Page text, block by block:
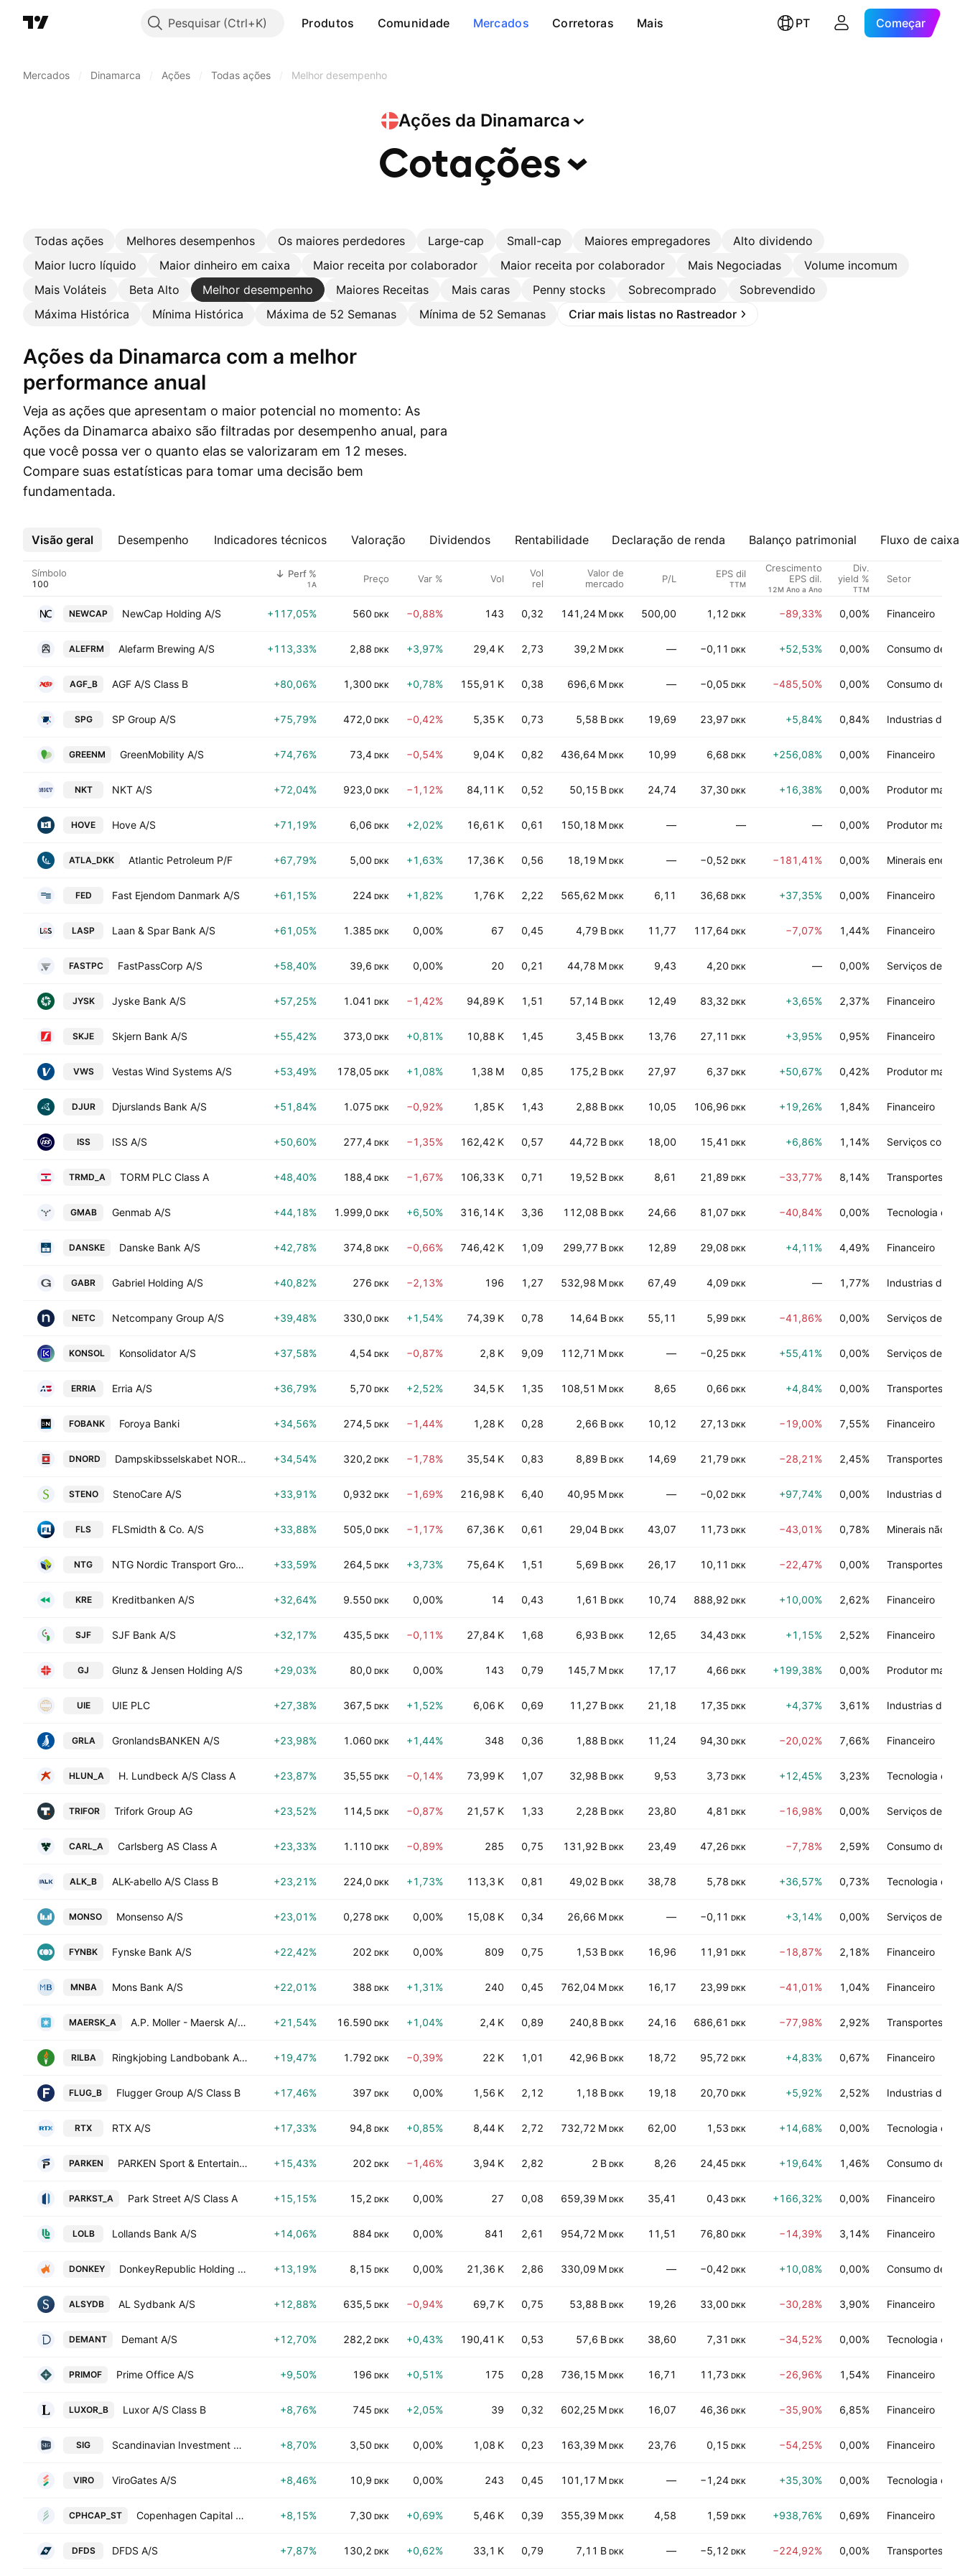
Pesquisar Produtos Comunidade Mercados Corretoras Mais PT Começar
Mercados Dinamarca Ações Todas ações Melhor desempenho
Ações da Dinamarca
Cotações
Todas ações Melhores desempenhos Os maiores perdedores Large-cap Small-cap Maiores empregadores
Alto dividendo
Maior lucro líquido
Maior dinheiro em caixa Maior receita por colaborador Maior receita por colaborador Mais Negociadas
Volume incomum
Mais Voláteis
Beta Alto Melhor desempenho Maiores Receitas Mais caras Penny stocks Sobrecomprado
Sobrevendido
Máxima Histórica
Mínima Histórica Máxima de 52 Semanas Mínima de 52 Semanas Criar mais listas no Rastreador
Ações da Dinamarca com a melhor
performance anual
Veja as ações que apresentam o maior potencial no momento: As
Ações da Dinamarca abaixo são filtradas por desempenho anual, para
que você possa ver o quanto elas se valorizaram em 12 meses.
Compare suas estatísticas para tomar uma decisão bem
fundamentada.
Visão geral Desempenho Indicadores técnicos Valoração Dividendos Rentabilidade Declaração de renda Balanço patrimonial Fluxo de caixa
Mais
Símbolo Perf %
1A Preço Var % Vol
Vol
rel
Valor de
mercado
P/L EPS dil
TTM
Crescimento
EPS dil.
12M Ano a Ano
Div.
yield %
TTM
Setor
NEWCAP NewCap Holding A/S +117,05% 560 DKK −0,88% 143 0,32 141,24 M DKK 500,00 1,12 DKK −89,33% 0,00% Financeiro
ALEFRM Alefarm Brewing A/S +113,33% 2,88 DKK +3,97% 29,4 K 2,73 39,2 M DKK — −0,11 DKK +52,53% 0,00% Consumo de
AGF_B AGF A/S Class B +80,06% 1,300 DKK +0,78% 155,91 K 0,38 696,6 M DKK — −0,05 DKK −485,50% 0,00% Consumo de
SPG SP Group A/S +75,79% 472,0 DKK −0,42% 5,35 K 0,73 5,58 B DKK 19,69 23,97 DKK +5,84% 0,84% Industrias de
GREENM GreenMobility A/S +74,76% 73,4 DKK −0,54% 9,04 K 0,82 436,64 M DKK 10,99 6,68 DKK +256,08% 0,00% Financeiro
NKT NKT A/S +72,04% 923,0 DKK −1,12% 84,11 K 0,52 50,15 B DKK 24,74 37,30 DKK +16,38% 0,00% Produtor
HOVE Hove A/S +71,19% 6,06 DKK +2,02% 16,61 K 0,61 150,18 M DKK — — — 0,00% Produtor
ATLA_DKK Atlantic Petroleum P/F +67,79% 5,00 DKK +1,63% 17,36 K 0,56 18,19 M DKK — −0,52 DKK −181,41% 0,00% Minerais
FED Fast Ejendom Danmark A/S +61,15% 224 DKK +1,82% 1,76 K 2,22 565,62 M DKK 6,11 36,68 DKK +37,35% 0,00% Financeiro
LASP Laan & Spar Bank A/S +61,05% 1.385 DKK 0,00% 67 0,45 4,79 B DKK 11,77 117,64 DKK −7,07% 1,44% Financeiro
FASTPC FastPassCorp A/S +58,40% 39,6 DKK 0,00% 20 0,21 44,78 M DKK 9,43 4,20 DKK — 0,00% Serviços de
JYSK Jyske Bank A/S +57,25% 1.041 DKK −1,42% 94,89 K 1,51 57,14 B DKK 12,49 83,32 DKK +3,65% 2,37% Financeiro
SKJE Skjern Bank A/S +55,42% 373,0 DKK +0,81% 10,88 K 1,45 3,45 B DKK 13,76 27,11 DKK +3,95% 0,95% Financeiro
VWS Vestas Wind Systems A/S +53,49% 178,05 DKK +1,08% 1,38 M 0,85 175,2 B DKK 27,97 6,37 DKK +50,67% 0,42% Produtor
DJUR Djurslands Bank A/S +51,84% 1.075 DKK −0,92% 1,85 K 1,43 2,88 B DKK 10,05 106,96 DKK +19,26% 1,84% Financeiro
ISS ISS A/S +50,60% 277,4 DKK −1,35% 162,42 K 0,57 44,72 B DKK 18,00 15,41 DKK +6,86% 1,14% Serviços
TRMD_A TORM PLC Class A +48,40% 188,4 DKK −1,67% 106,33 K 0,71 19,52 B DKK 8,61 21,89 DKK −33,77% 8,14% Transportes
GMAB Genmab A/S +44,18% 1.999,0 DKK +6,50% 316,14 K 3,36 112,08 B DKK 24,66 81,07 DKK −40,84% 0,00% Tecnologia em
DANSKE Danske Bank A/S +42,78% 374,8 DKK −0,66% 746,42 K 1,09 299,77 B DKK 12,89 29,08 DKK +4,11% 4,49% Financeiro
GABR Gabriel Holding A/S +40,82% 276 DKK −2,13% 196 1,27 532,98 M DKK 67,49 4,09 DKK — 1,77% Industrias de
NETC Netcompany Group A/S +39,48% 330,0 DKK +1,54% 74,39 K 0,78 14,64 B DKK 55,11 5,99 DKK −41,86% 0,00% Serviços de
KONSOL Konsolidator A/S +37,58% 4,54 DKK −0,87% 2,8 K 9,09 112,71 M DKK — −0,25 DKK +55,41% 0,00% Serviços de
ERRIA Erria A/S +36,79% 5,70 DKK +2,52% 34,5 K 1,35 108,51 M DKK 8,65 0,66 DKK +4,84% 0,00% Transportes
FOBANK Foroya Banki +34,56% 274,5 DKK −1,44% 1,28 K 0,28 2,66 B DKK 10,12 27,13 DKK −19,00% 7,55% Financeiro
DNORD Dampskibsselskabet NORDEN A/S +34,54% 320,2 DKK −1,78% 35,54 K 0,83 8,89 B DKK 14,69 21,79 DKK −28,21% 2,45% Transportes
STENO StenoCare A/S +33,91% 0,932 DKK −1,69% 216,98 K 6,40 40,95 M DKK — −0,02 DKK +97,74% 0,00% Industrias de
FLS FLSmidth & Co. A/S +33,88% 505,0 DKK −1,17% 67,36 K 0,61 29,04 B DKK 43,07 11,73 DKK −43,01% 0,78% Minerais não-
NTG NTG Nordic Transport Group A/S +33,59% 264,5 DKK +3,73% 75,64 K 1,51 5,69 B DKK 26,17 10,11 DKK −22,47% 0,00% Transportes
KRE Kreditbanken A/S +32,64% 9.550 DKK 0,00% 14 0,43 1,61 B DKK 10,74 888,92 DKK +10,00% 2,62% Financeiro
SJF SJF Bank A/S +32,17% 435,5 DKK −0,11% 27,84 K 1,68 6,93 B DKK 12,65 34,43 DKK +1,15% 2,52% Financeiro
GJ Glunz & Jensen Holding A/S +29,03% 80,0 DKK 0,00% 143 0,79 145,7 M DKK 17,17 4,66 DKK +199,38% 0,00% Produtor
UIE UIE PLC +27,38% 367,5 DKK +1,52% 6,06 K 0,69 11,27 B DKK 21,18 17,35 DKK +4,37% 3,61% Industrias de
GRLA GronlandsBANKEN A/S +23,98% 1.060 DKK +1,44% 348 0,36 1,88 B DKK 11,24 94,30 DKK −20,02% 7,66% Financeiro
HLUN_A H. Lundbeck A/S Class A +23,87% 35,55 DKK −0,14% 73,99 K 1,07 32,98 B DKK 9,53 3,73 DKK +12,45% 3,23% Tecnologia em
TRIFOR Trifork Group AG +23,52% 114,5 DKK −0,87% 21,57 K 1,33 2,28 B DKK 23,80 4,81 DKK −16,98% 0,00% Serviços de
CARL_A Carlsberg AS Class A +23,33% 1.110 DKK −0,89% 285 0,75 131,92 B DKK 23,49 47,26 DKK −7,78% 2,59% Consumo de
ALK_B ALK-abello A/S Class B +23,21% 224,0 DKK +1,73% 113,3 K 0,81 49,02 B DKK 38,78 5,78 DKK +36,57% 0,73% Tecnologia em
MONSO Monsenso A/S +23,01% 0,278 DKK 0,00% 15,08 K 0,34 26,66 M DKK — −0,11 DKK +3,14% 0,00% Serviços de
FYNBK Fynske Bank A/S +22,42% 202 DKK 0,00% 809 0,75 1,53 B DKK 16,96 11,91 DKK −18,87% 2,18% Financeiro
MNBA Mons Bank A/S +22,01% 388 DKK +1,31% 240 0,45 762,04 M DKK 16,17 23,99 DKK −41,01% 1,04% Financeiro
MAERSK_A A.P. Moller - Maersk A/S Class A +21,54% 16.590 DKK +1,04% 2,4 K 0,89 240,8 B DKK 24,16 686,61 DKK −77,98% 2,92% Transportes
RILBA Ringkjobing Landbobank A/S +19,47% 1.792 DKK −0,39% 22 K 1,01 42,96 B DKK 18,72 95,72 DKK +4,83% 0,67% Financeiro
FLUG_B Flugger Group A/S Class B +17,46% 397 DKK 0,00% 1,56 K 2,12 1,18 B DKK 19,18 20,70 DKK +5,92% 2,52% Industrias de
RTX RTX A/S +17,33% 94,8 DKK +0,85% 8,44 K 2,72 732,72 M DKK 62,00 1,53 DKK +14,68% 0,00% Tecnologia
PARKEN PARKEN Sport & Entertainment A/S +15,43% 202 DKK −1,46% 3,94 K 2,82 2 B DKK 8,26 24,45 DKK +19,64% 1,46% Consumo de
PARKST_A Park Street A/S Class A +15,15% 15,2 DKK 0,00% 27 0,08 659,39 M DKK 35,41 0,43 DKK +166,32% 0,00% Financeiro
LOLB Lollands Bank A/S +14,06% 884 DKK 0,00% 841 2,61 954,72 M DKK 11,51 76,80 DKK −14,39% 3,14% Financeiro
DONKEY DonkeyRepublic Holding A/S +13,19% 8,15 DKK 0,00% 21,36 K 2,86 330,09 M DKK — −0,42 DKK +10,08% 0,00% Consumo de
ALSYDB AL Sydbank A/S +12,88% 635,5 DKK −0,94% 69,7 K 0,75 53,88 B DKK 19,26 33,00 DKK −30,28% 3,90% Financeiro
DEMANT Demant A/S +12,70% 282,2 DKK +0,43% 190,41 K 0,53 57,6 B DKK 38,60 7,31 DKK −34,52% 0,00% Tecnologia em
PRIMOF Prime Office A/S +9,50% 196 DKK +0,51% 175 0,28 736,15 M DKK 16,71 11,73 DKK −26,96% 1,54% Financeiro
LUXOR_B Luxor A/S Class B +8,76% 745 DKK +2,05% 39 0,32 602,25 M DKK 16,07 46,36 DKK −35,90% 6,85% Financeiro
SIG Scandinavian Investment Group A/S +8,70% 3,50 DKK 0,00% 1,08 K 0,23 163,39 M DKK 23,76 0,15 DKK −54,25% 0,00% Financeiro
VIRO ViroGates A/S +8,46% 10,9 DKK 0,00% 243 0,45 101,17 M DKK — −1,24 DKK +35,30% 0,00% Tecnologia em
CPHCAP_ST Copenhagen Capital A/S +8,15% 7,30 DKK +0,69% 5,46 K 0,39 355,39 M DKK 4,58 1,59 DKK +938,76% 0,69% Financeiro
DFDS DFDS A/S +7,87% 130,2 DKK +0,62% 33,1 K 0,79 7,11 B DKK — −5,12 DKK −224,92% 0,00% Transportes